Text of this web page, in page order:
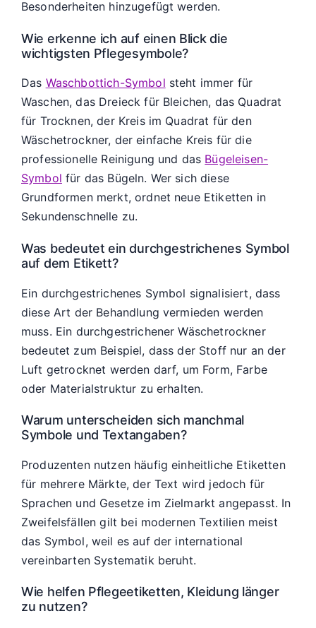
Besonderheiten hinzugefügt werden.
Wie erkenne ich auf einen Blick die
wichtigsten Pflegesymbole?
Das Waschbottich-Symbol steht immer für
Waschen, das Dreieck für Bleichen, das Quadrat
für Trocknen, der Kreis im Quadrat für den
Wäschetrockner, der einfache Kreis für die
professionelle Reinigung und das Bügeleisen-
Symbol für das Bügeln. Wer sich diese
Grundformen merkt, ordnet neue Etiketten in
Sekundenschnelle zu.
Was bedeutet ein durchgestrichenes Symbol
auf dem Etikett?
Ein durchgestrichenes Symbol signalisiert, dass
diese Art der Behandlung vermieden werden
muss. Ein durchgestrichener Wäschetrockner
bedeutet zum Beispiel, dass der Stoff nur an der
Luft getrocknet werden darf, um Form, Farbe
oder Materialstruktur zu erhalten.
Warum unterscheiden sich manchmal
Symbole und Textangaben?
Produzenten nutzen häufig einheitliche Etiketten
für mehrere Märkte, der Text wird jedoch für
Sprachen und Gesetze im Zielmarkt angepasst. In
Zweifelsfällen gilt bei modernen Textilien meist
das Symbol, weil es auf der international
vereinbarten Systematik beruht.
Wie helfen Pflegeetiketten, Kleidung länger
zu nutzen?